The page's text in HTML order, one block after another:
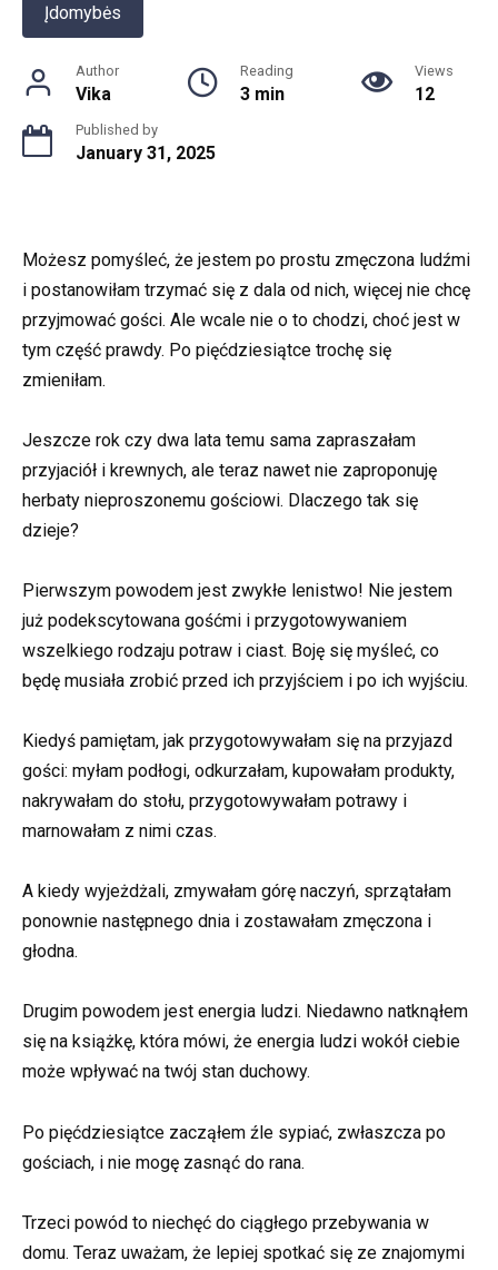
Įdomybės
Author
Vika
Reading
3 min
Views
12
Published by
January 31, 2025
Możesz pomyśleć, że jestem po prostu zmęczona ludźmi
i postanowiłam trzymać się z dala od nich, więcej nie chcę
przyjmować gości. Ale wcale nie o to chodzi, choć jest w
tym część prawdy. Po pięćdziesiątce trochę się
zmieniłam.
Jeszcze rok czy dwa lata temu sama zapraszałam
przyjaciół i krewnych, ale teraz nawet nie zaproponuję
herbaty nieproszonemu gościowi. Dlaczego tak się
dzieje?
Pierwszym powodem jest zwykłe lenistwo! Nie jestem
już podekscytowana gośćmi i przygotowywaniem
wszelkiego rodzaju potraw i ciast. Boję się myśleć, co
będę musiała zrobić przed ich przyjściem i po ich wyjściu.
Kiedyś pamiętam, jak przygotowywałam się na przyjazd
gości: myłam podłogi, odkurzałam, kupowałam produkty,
nakrywałam do stołu, przygotowywałam potrawy i
marnowałam z nimi czas.
A kiedy wyjeżdżali, zmywałam górę naczyń, sprzątałam
ponownie następnego dnia i zostawałam zmęczona i
głodna.
Drugim powodem jest energia ludzi. Niedawno natknąłem
się na książkę, która mówi, że energia ludzi wokół ciebie
może wpływać na twój stan duchowy.
Po pięćdziesiątce zacząłem źle sypiać, zwłaszcza po
gościach, i nie mogę zasnąć do rana.
Trzeci powód to niechęć do ciągłego przebywania w
domu. Teraz uważam, że lepiej spotkać się ze znajomymi